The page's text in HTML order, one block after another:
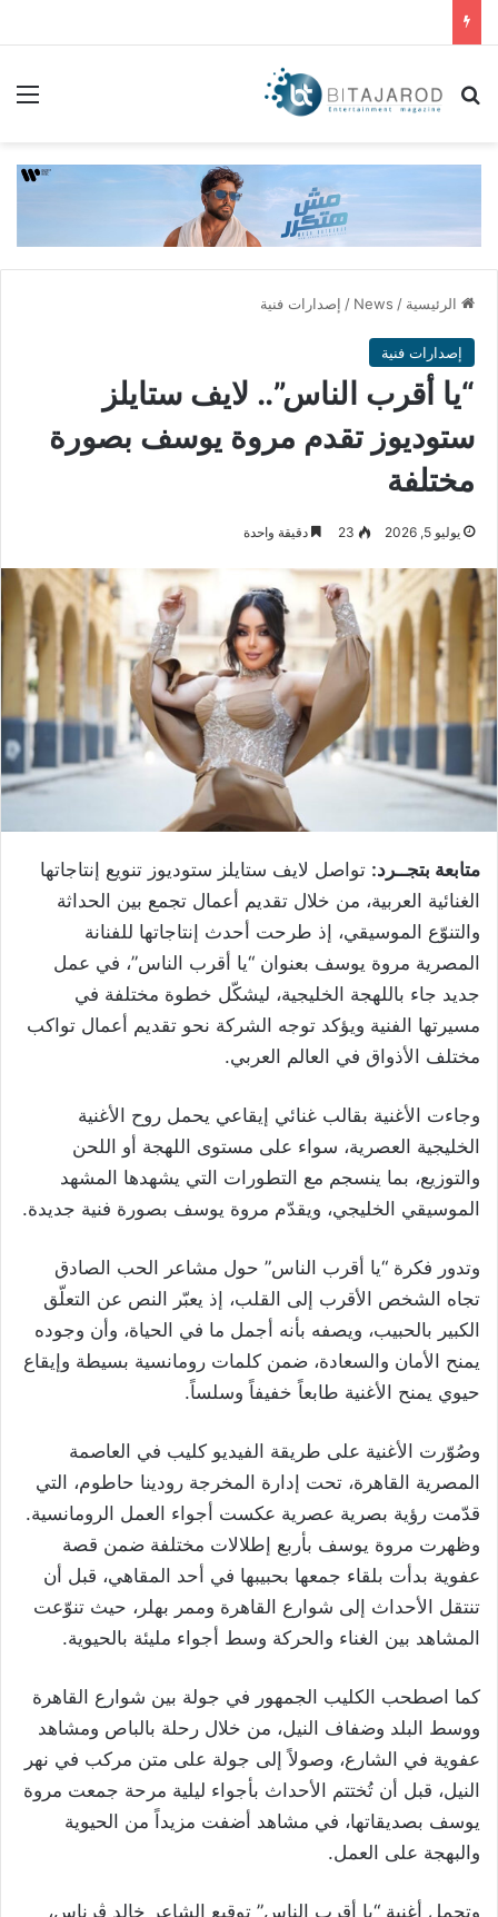
بحث عن
الرئيسية /
News
/ إصدارات فنية
إصدارات فنية
“يا أقرب الناس”.. لايف ستايلز
ستوديوز تقدم مروة يوسف بصورة
مختلفة
يوليو 5, 2026 23 دقيقة واحدة
متابعة بتجــرد: تواصل لايف ستايلز ستوديوز تنويع إنتاجاتها
الغنائية العربية، من خلال تقديم أعمال تجمع بين الحداثة
والتنوّع الموسيقي، إذ طرحت أحدث إنتاجاتها للفنانة
المصرية مروة يوسف بعنوان “يا أقرب الناس”، في عمل
جديد جاء باللهجة الخليجية، ليشكّل خطوة مختلفة في
مسيرتها الفنية ويؤكد توجه الشركة نحو تقديم أعمال تواكب
مختلف الأذواق في العالم العربي.
وجاءت الأغنية بقالب غنائي إيقاعي يحمل روح الأغنية
الخليجية العصرية، سواء على مستوى اللهجة أو اللحن
والتوزيع، بما ينسجم مع التطورات التي يشهدها المشهد
الموسيقي الخليجي، ويقدّم مروة يوسف بصورة فنية جديدة.
وتدور فكرة “يا أقرب الناس” حول مشاعر الحب الصادق
تجاه الشخص الأقرب إلى القلب، إذ يعبّر النص عن التعلّق
الكبير بالحبيب، ويصفه بأنه أجمل ما في الحياة، وأن وجوده
يمنح الأمان والسعادة، ضمن كلمات رومانسية بسيطة وإيقاع
حيوي يمنح الأغنية طابعاً خفيفاً وسلساً.
وصُوّرت الأغنية على طريقة الفيديو كليب في العاصمة
المصرية القاهرة، تحت إدارة المخرجة رودينا حاطوم، التي
قدّمت رؤية بصرية عصرية عكست أجواء العمل الرومانسية.
وظهرت مروة يوسف بأربع إطلالات مختلفة ضمن قصة
عفوية بدأت بلقاء جمعها بحبيبها في أحد المقاهي، قبل أن
تنتقل الأحداث إلى شوارع القاهرة وممر بهلر، حيث تنوّعت
المشاهد بين الغناء والحركة وسط أجواء مليئة بالحيوية.
كما اصطحب الكليب الجمهور في جولة بين شوارع القاهرة
ووسط البلد وضفاف النيل، من خلال رحلة بالباص ومشاهد
عفوية في الشارع، وصولاً إلى جولة على متن مركب في نهر
النيل، قبل أن تُختتم الأحداث بأجواء ليلية مرحة جمعت مروة
يوسف بصديقاتها، في مشاهد أضفت مزيداً من الحيوية
والبهجة على العمل.
وتحمل أغنية “يا أقرب الناس” توقيع الشاعر خالد ڤرناس،